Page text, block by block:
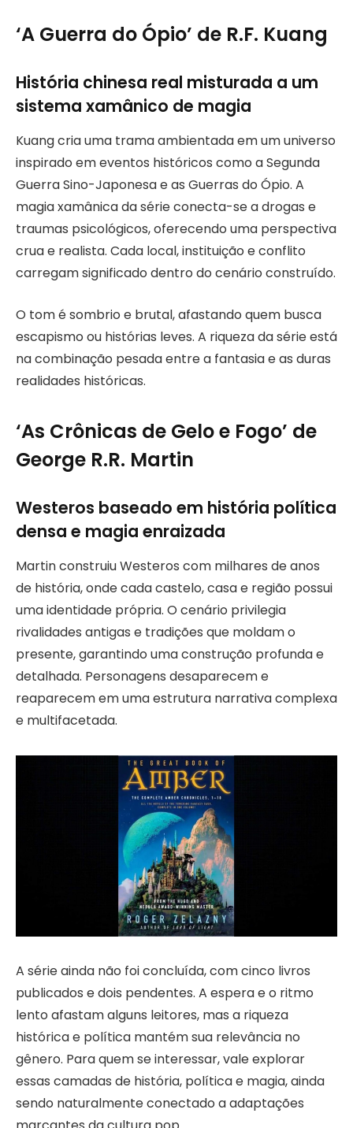
‘A Guerra do Ópio’ de R.F. Kuang
História chinesa real misturada a um
sistema xamânico de magia
Kuang cria uma trama ambientada em um universo
inspirado em eventos históricos como a Segunda
Guerra Sino-Japonesa e as Guerras do Ópio. A
magia xamânica da série conecta-se a drogas e
traumas psicológicos, oferecendo uma perspectiva
crua e realista. Cada local, instituição e conflito
carregam significado dentro do cenário construído.
O tom é sombrio e brutal, afastando quem busca
escapismo ou histórias leves. A riqueza da série está
na combinação pesada entre a fantasia e as duras
realidades históricas.
‘As Crônicas de Gelo e Fogo’ de
George R.R. Martin
Westeros baseado em história política
densa e magia enraizada
Martin construiu Westeros com milhares de anos
de história, onde cada castelo, casa e região possui
uma identidade própria. O cenário privilegia
rivalidades antigas e tradições que moldam o
presente, garantindo uma construção profunda e
detalhada. Personagens desaparecem e
reaparecem em uma estrutura narrativa complexa
e multifacetada.
A série ainda não foi concluída, com cinco livros
publicados e dois pendentes. A espera e o ritmo
lento afastam alguns leitores, mas a riqueza
histórica e política mantém sua relevância no
gênero. Para quem se interessar, vale explorar
essas camadas de história, política e magia, ainda
sendo naturalmente conectado a adaptações